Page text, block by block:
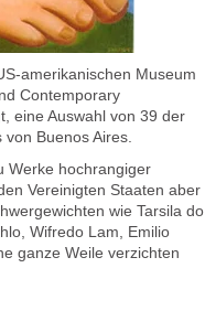
amerikanischen Museum
Contemporary
eine Auswahl von 39 der
Buenos Aires.
Werke hochrangiger
Vereinigten Staaten aber
wie Tarsila do
Wifredo Lam, Emilio
ganze Weile verzichten